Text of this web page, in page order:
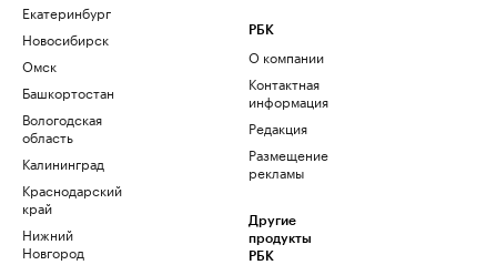
Екатеринбург
Новосибирск
Омск
Башкортостан
Вологодская
область
Калининград
Краснодарский
край
Нижний
Новгород
РБК
О компании
Контактная
информация
Редакция
Размещение
рекламы
Другие
продукты
РБК